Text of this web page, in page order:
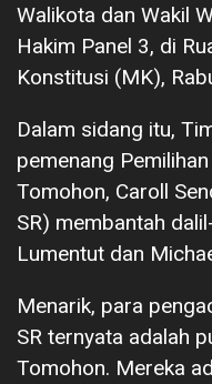
Walikota dan Wakil
Hakim Panel 3, di
Konstitusi (MK),
Dalam sidang itu,
pemenang
Tomohon, Caroll
SR) membantah
Lumentut dan
Menarik, para
SR ternyata adalah
Tomohon. Mereka